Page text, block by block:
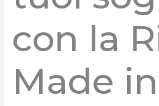
con la
Made in